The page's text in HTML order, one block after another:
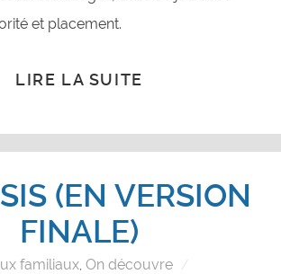
et placement.
LIRE LA SUITE
(EN VERSION
FINALE)
familiaux ,On découvre